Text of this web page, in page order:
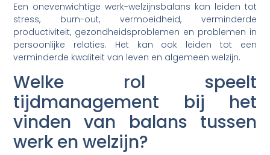
Een onevenwichtige werk-welzijnsbalans kan leiden tot
stress, burn-out, vermoeidheid, verminderde
productiviteit, gezondheidsproblemen en problemen in
persoonlijke relaties. Het kan ook leiden tot een
verminderde kwaliteit van leven en algemeen welzijn.
Welke rol speelt
tijdmanagement bij het
vinden van balans tussen
werk en welzijn?